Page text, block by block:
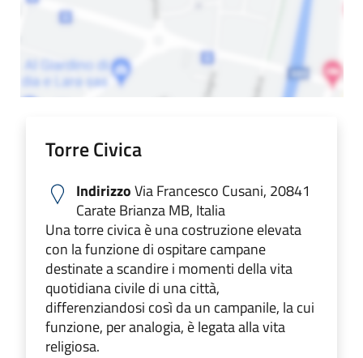
Torre Civica
IndirizzoVia Francesco Cusani, 20841
Carate Brianza MB, Italia
Una torre civica è una costruzione elevata
con la funzione di ospitare campane
destinate a scandire i momenti della vita
quotidiana civile di una città,
differenziandosi così da un campanile, la cui
funzione, per analogia, è legata alla vita
religiosa.